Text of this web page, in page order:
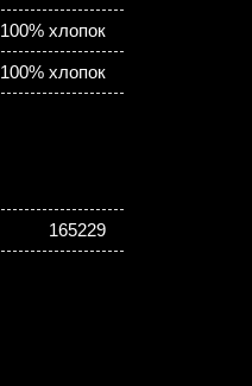
100% хлопок
100% хлопок
165229